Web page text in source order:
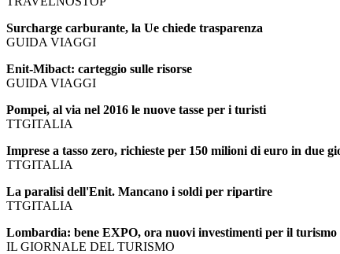
Surcharge carburante, la Ue chiede trasparenza
GUIDA VIAGGI
Enit-Mibact: carteggio sulle risorse
GUIDA VIAGGI
Pompei, al via nel 2016 le nuove tasse per i turisti
TTGITALIA
Imprese a tasso zero, richieste per 150 milioni di euro in due
TTGITALIA
La paralisi dell'Enit. Mancano i soldi per ripartire
TTGITALIA
Lombardia: bene EXPO, ora nuovi investimenti per il turismo
IL GIORNALE DEL TURISMO